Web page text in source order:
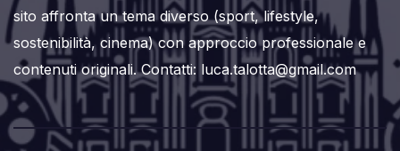
sito affronta un tema diverso (sport, lifestyle,
sostenibilità, cinema) con approccio professionale e
contenuti originali. Contatti: luca.talotta@gmail.com